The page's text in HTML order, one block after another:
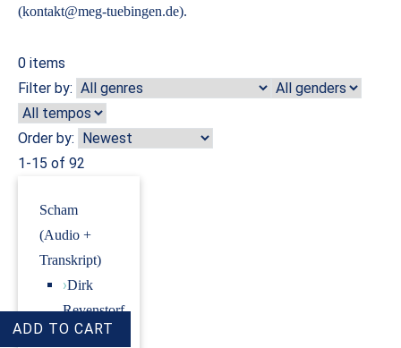
(kontakt@meg-tuebingen.de).
0 items
Filter by:
Order by:
1-15 of 92
Scham
(Audio +
Transkript)
›Dirk
Revenstorf